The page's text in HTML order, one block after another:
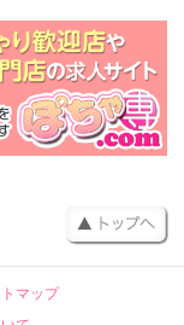
マップ